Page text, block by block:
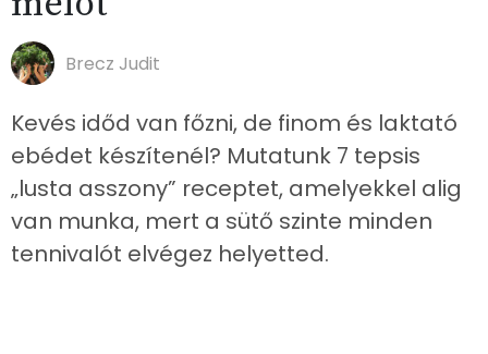
Brecz Judit
Kevés időd van főzni, de finom és laktató
ebédet készítenél? Mutatunk 7 tepsis
„lusta asszony” receptet, amelyekkel alig
van munka, mert a sütő szinte minden
tennivalót elvégez helyetted.